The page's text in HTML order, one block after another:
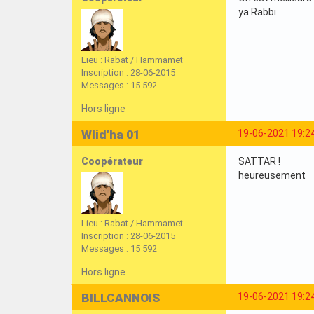
Lieu : Rabat / Hammamet
Inscription : 28-06-2015
Messages : 15 592
ya Rabbi
Hors ligne
19-06-2021
Wlid'ha 01
Coopérateur
Lieu : Rabat / Hammamet
Inscription : 28-06-2015
Messages : 15 592
SATTAR !
heureusement
Hors ligne
19-06-2021
BILLCANNOIS